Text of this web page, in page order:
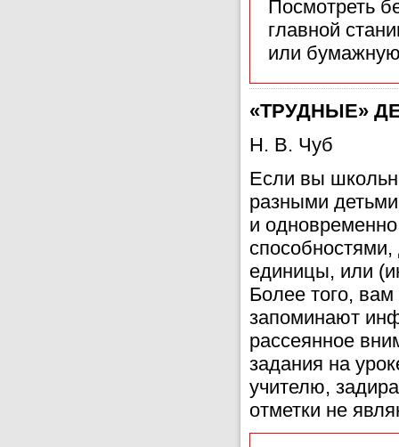
Посмотреть
главной
или
«ТРУДНЫЕ»
Н. В. Чуб
Если вы
разными
и
единицы, или
Более того,
запоминают
рассеянное
задания на
учителю,
отметки не